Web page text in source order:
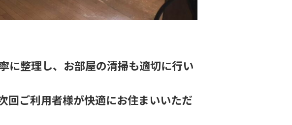
に整理し、お部屋の清掃も適切に行い
回ご利用者様が快適にお住まいいただ